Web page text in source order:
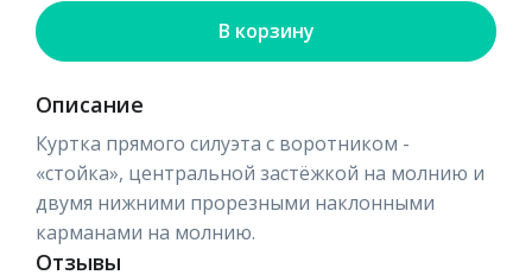
В корзину
Описание
Куртка прямого силуэта с воротником -
«стойка», центральной застёжкой на молнию и
двумя нижними прорезными наклонными
карманами на молнию.
Отзывы